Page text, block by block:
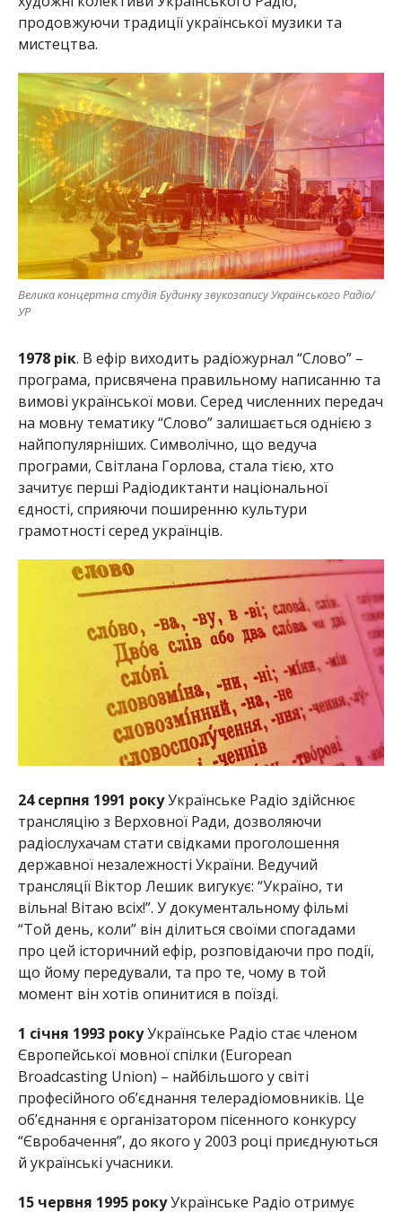
продовжуючи традиції української музики та
мистецтва.
Велика концертна студія Будинку звукозапису Українського Радіо/
УР
1978 рік. В ефір виходить радіожурнал “Слово” –
програма, присвячена правильному написанню та
вимові української мови. Серед численних передач
на мовну тематику “Слово” залишається однією з
найпопулярніших. Символічно, що ведуча
програми, Світлана Горлова, стала тією, хто
зачитує перші Радіодиктанти національної
єдності, сприяючи поширенню культури
грамотності серед українців.
24 серпня 1991 рокуУкраїнське Радіо здійснює
трансляцію з Верховної Ради, дозволяючи
радіослухачам стати свідками проголошення
державної незалежності України. Ведучий
трансляції Віктор Лешик вигукує: “Україно, ти
вільна! Вітаю всіх!”. У документальному фільмі
“Той день, коли” він ділиться своїми спогадами
про цей історичний ефір, розповідаючи про події,
що йому передували, та про те, чому в той
момент він хотів опинитися в поїзді.
1 січня 1993 рокуУкраїнське Радіо стає членом
Європейської мовної спілки (European
Broadcasting Union) – найбільшого у світі
професійного об’єднання телерадіомовників. Це
об’єднання є організатором пісенного конкурсу
“Євробачення”, до якого у 2003 році приєднуються
й українські учасники.
15 червня 1995 рокуУкраїнське Радіо отримує